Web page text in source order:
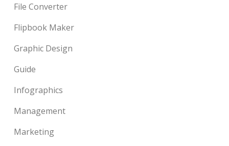
File Converter
Flipbook Maker
Graphic Design
Guide
Infographics
Management
Marketing